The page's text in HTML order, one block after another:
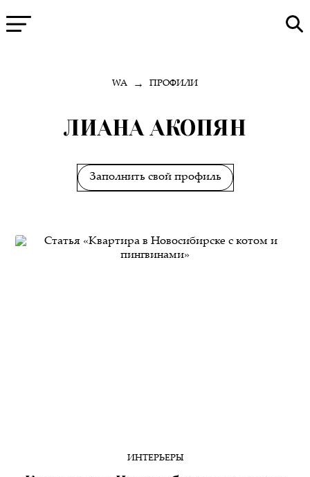
WA → ПРОФИЛИ
ЛИАНА АКОПЯН
Заполнить свой профиль
ИНТЕРЬЕРЫ